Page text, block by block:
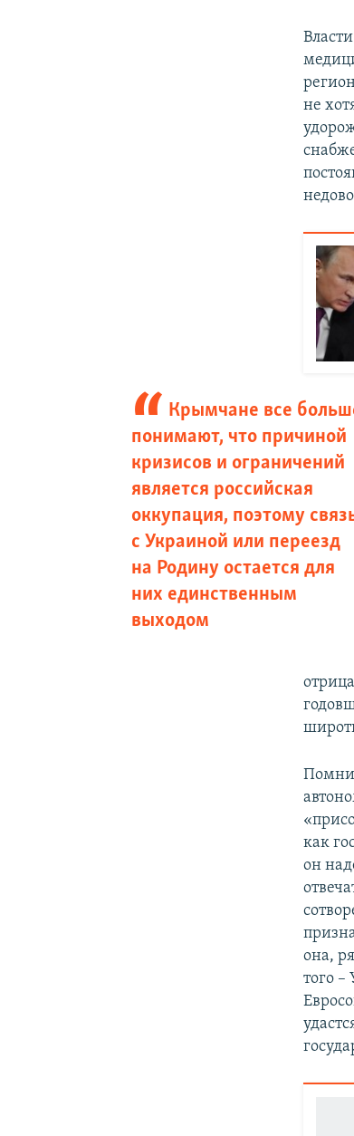
не
Крымчане все
понимают, что причиной
кризисов и ограничений
является российская
оккупация, поэтому
с Украиной или переезд
на Родину остается для
них единственным
выходом
как
он
она,
того